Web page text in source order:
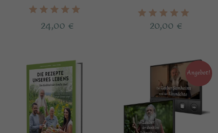
24,00 € 20,00 €
Angebot!